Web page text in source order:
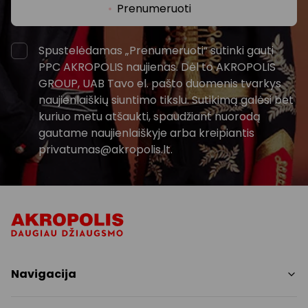
Prenumeruoti
Spustelėdamas „Prenumeruoti“ sutinki gauti
PPC AKROPOLIS naujienas. Dėl to AKROPOLIS
GROUP, UAB Tavo el. pašto duomenis tvarkys
naujienlaiškių siuntimo tikslu. Sutikimą galėsi bet
kuriuo metu atšaukti, spaudžiant nuorodą
gautame naujienlaiškyje arba kreipiantis
privatumas@akropolis.lt.
Navigacija